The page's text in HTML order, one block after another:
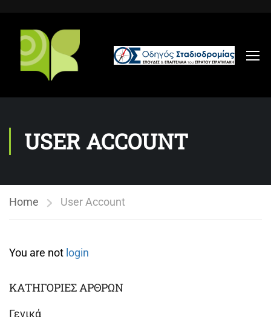
USER ACCOUNT
Home User Account
You are not login
ΚΑΤΗΓΟΡΙΕΣ ΑΡΘΡΩΝ
Γενικά